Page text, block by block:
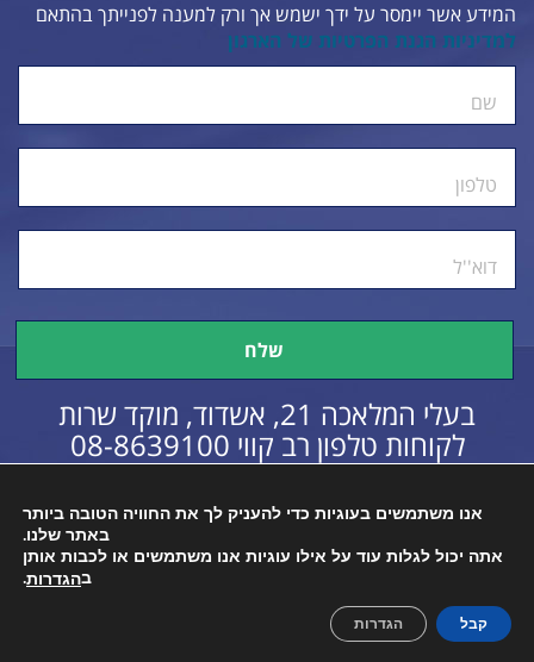
המידע אשר יימסר על ידך ישמש אך ורק למענה לפנייתך בהתאם
למדיניות הגנת הפרטיות של הארגון
שם
טלפון
דוא''ל
בעלי המלאכה 21, אשדוד, מוקד שרות
לקוחות טלפון רב קווי 08-8639100
כל הזכויות שמורות © 2016 הצהרת נגישות
אנו משתמשים בעוגיות כדי להעניק לך את החוויה הטובה ביותר
באתר שלנו.
אתה יכול לגלות עוד על אילו עוגיות אנו משתמשים או לכבות אותן
בהגדרות.
קבל הגדרות